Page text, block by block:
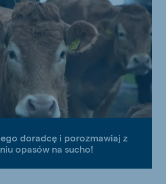
doradcę i porozmawiaj z
opasów na sucho!